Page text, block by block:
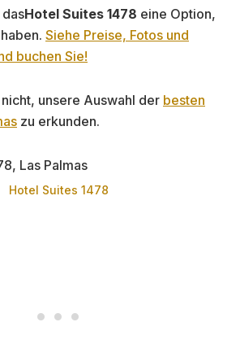
Hotel Suites 1478 eine Option,
Siehe Preise, Fotos und
buchen Sie!
unsere Auswahl der besten
zu erkunden.
Hotel Suites 1478